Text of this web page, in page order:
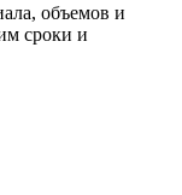
объемов и
сроки и